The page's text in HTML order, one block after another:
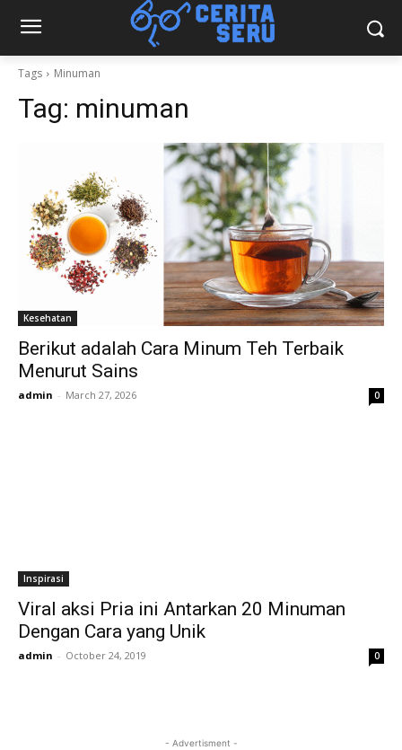
Tags Minuman
Tag: minuman
Kesehatan
Berikut adalah Cara Minum Teh Terbaik
Menurut Sains
admin - March 27, 2026 0
Inspirasi
Viral aksi Pria ini Antarkan 20 Minuman
Dengan Cara yang Unik
admin - October 24, 2019 0
- Advertisment -